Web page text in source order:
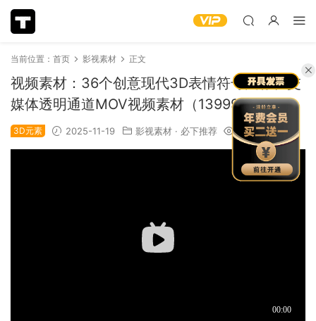
当前位置： 首页 影视素材 正文
视频素材：36个创意现代3D表情符号图标社交
媒体透明通道MOV视频素材（13999）
3D元素 2025-11-19 影视素材 · 必下推荐 1.26k